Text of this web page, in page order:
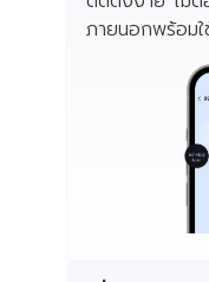
ภายนอกพร้อมใ